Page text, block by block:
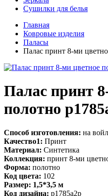
Сушилки для белья
Главная
Ковровые изделия
Паласы
Палас принт 8-ми
Палас принт
полотно
Способ изготовления: на
Качество1: Принт
Материал: Синтетика
Коллекция: принт 8-ми
Форма: полотно
Код цвета: 102
Размер: 1,5*3,5 м
Код дизайна: p1785a2p